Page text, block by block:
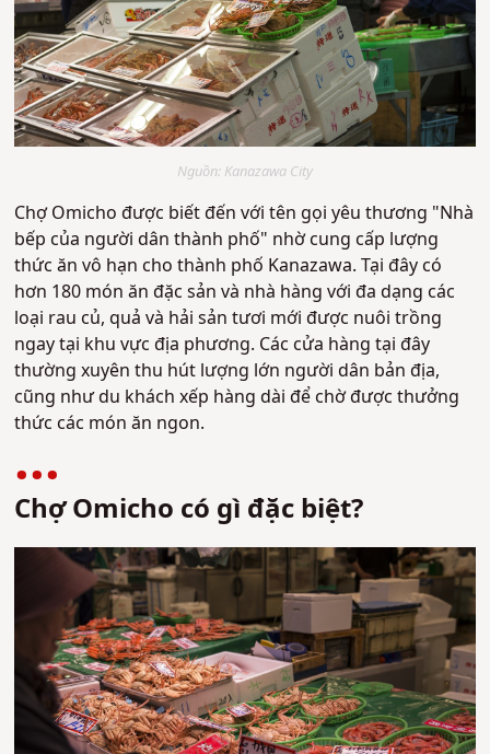
Nguồn: Kanazawa City
Chợ Omicho được biết đến với tên gọi yêu thương "Nhà
bếp của người dân thành phố" nhờ cung cấp lượng
thức ăn vô hạn cho thành phố Kanazawa. Tại đây có
hơn 180 món ăn đặc sản và nhà hàng với đa dạng các
loại rau củ, quả và hải sản tươi mới được nuôi trồng
ngay tại khu vực địa phương. Các cửa hàng tại đây
thường xuyên thu hút lượng lớn người dân bản địa,
cũng như du khách xếp hàng dài để chờ được thưởng
thức các món ăn ngon.
Chợ Omicho có gì đặc biệt?